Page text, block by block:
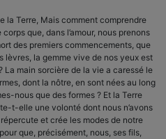
la Terre, Mais comment comprendre
que, dans l’amour, nous prenons
des premiers commencements, que
lèvres, la gemme vive de nos yeux est
La main sorcière de la vie a caressé le
dont la nôtre, en sont nées au long
nous que des formes ? Et la Terre
t-elle une volonté dont nous n’avons
et crée les modes de notre
que, précisément, nous, ses fils,